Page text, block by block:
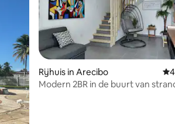
Rijhuis in Arecibo
Modern 2BR in de buurt van